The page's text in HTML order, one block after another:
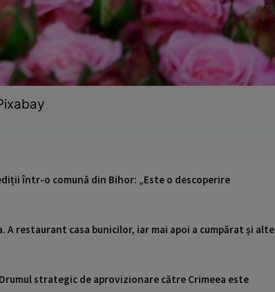
într-o comună din Bihor: „Este o descoperire
A restaurant casa bunicilor, iar mai apoi a cumpărat și alte
strategic de aprovizionare către Crimeea este